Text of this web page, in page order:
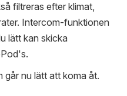
filtreras efter klimat,
Intercom-funktionen
lätt kan skicka
går nu lätt att koma åt.